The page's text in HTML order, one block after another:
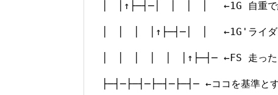
│ │↑├─┤─│ │ │ │ ←1G 自重で
│ │ │ │↑├─┤─│ │ ←1G'ライダー
│ │ │ │ │ │↑├─┤─ ←FS 走ったと
├─┤─├─┤─├─┤─├─┤─ ←ココを基準とす